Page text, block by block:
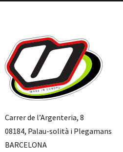
Carrer de l’Argenteria, 8
08184, Palau-solità i Plegamans
BARCELONA